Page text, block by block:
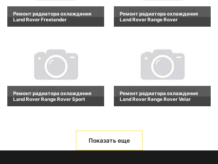
Ремонт радиатора охлаждения
Land Rover Freelander
Ремонт радиатора охлаждения
Land Rover Range Rover
Ремонт радиатора охлаждения
Land Rover Range Rover Sport
Ремонт радиатора охлаждения
Land Rover Range Rover Velar
Показать еще